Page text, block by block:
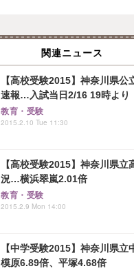
関連ニュース
【高校受験2015】神奈川県
速報…入試当日2/16 19時より
教育・受験
2015.2.10 Tue 11:30
【高校受験2015】神奈川県立
況…横浜翠嵐2.01倍
教育・受験
2015.2.9 Mon 14:00
【中学受験2015】神奈川県
模原6.89倍、平塚4.68倍